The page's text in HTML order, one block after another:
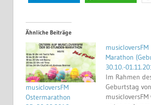
Ähnliche Beiträge
musicloversFM
Ostermarathon
musicloversFM
Marathon
30.10.-
Im Rahmen
Geburtstag von